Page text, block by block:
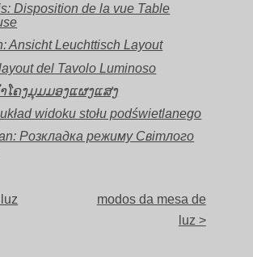
Disposition de la vue Table
Ansicht Leuchttisch Layout
del Tavolo Luminoso
າໂຄງມຸມມອງແຜງແສງ
widoku stołu podświetlanego
Розкладка режиму Світлого
modos da mesa de
luz >